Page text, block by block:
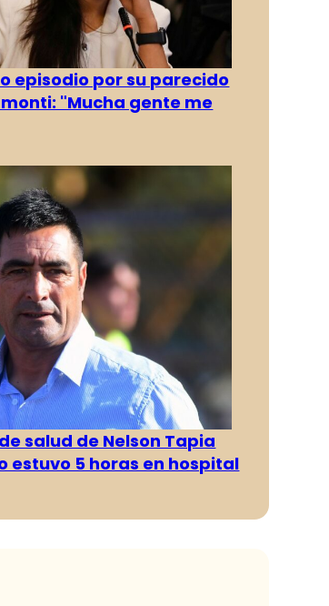
episodio por su parecido
"Mucha gente me
salud de Nelson Tapia
estuvo 5 horas en hospital